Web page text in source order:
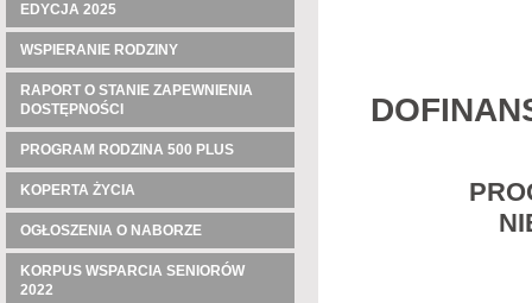
EDYCJA 2025
WSPIERANIE RODZINY
RAPORT O STANIE ZAPEWNIENIA
DOSTĘPNOŚCI
PROGRAM RODZINA 500 PLUS
KOPERTA ŻYCIA
OGŁOSZENIA O NABORZE
KORPUS WSPARCIA SENIORÓW
2022